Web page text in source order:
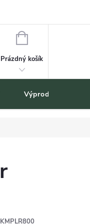
NÁKUPNÍ
Prázdný košík
Výprodej